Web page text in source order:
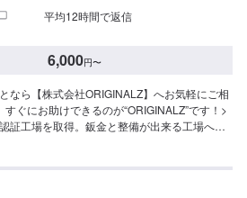
平均12時間で返信
6,000円〜
なら【株式会社ORIGINALZ】へお気軽にご相
ぐにお助けできるのが“ORIGINALZ”です！>
証工場を取得。鈑金と整備が出来る工場へと
後には笑顔になっていただけるよう努めま